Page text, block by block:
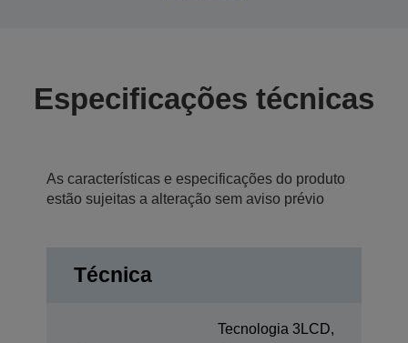
Especificações técnicas
As características e especificações do produto
estão sujeitas a alteração sem aviso prévio
Técnica
Tecnologia 3LCD,